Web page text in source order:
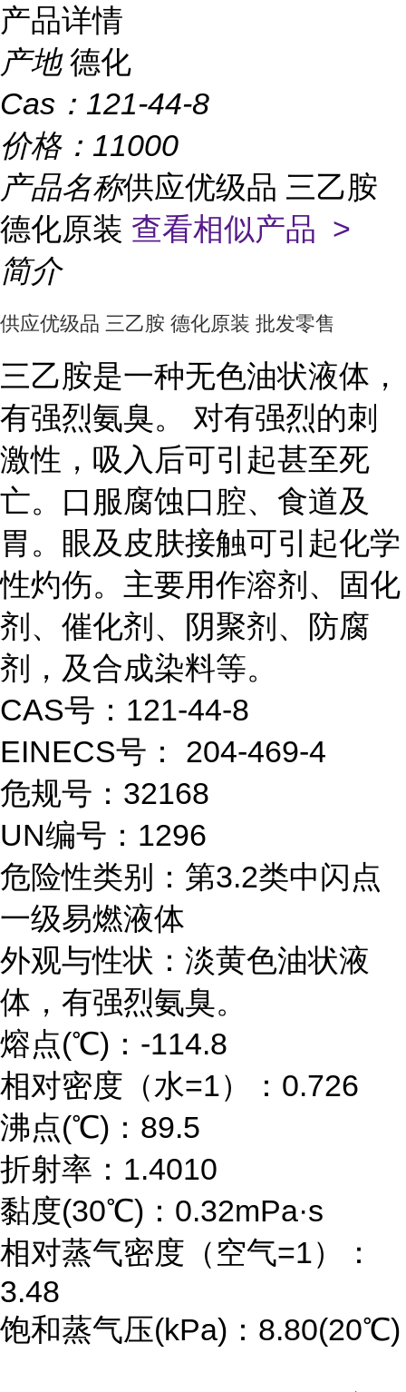
产品详情
产地 德化
Cas： 121-44-8
价格： 11000
产品名称供应优级品 三乙胺
德化原装 查看相似产品 >
简介
供应优级品 三乙胺 德化原装 批发零售
三乙胺是一种无色油状液体，
有强烈氨臭。 对有强烈的刺
激性，吸入后可引起甚至死
亡。口服腐蚀口腔、食道及
胃。眼及皮肤接触可引起化学
性灼伤。主要用作溶剂、固化
剂、催化剂、阴聚剂、防腐
剂，及合成染料等。
CAS号：121-44-8
EINECS号： 204-469-4
危规号：32168
UN编号：1296
危险性类别：第3.2类中闪点
一级易燃液体
外观与性状：淡黄色油状液
体，有强烈氨臭。
熔点(℃)：-114.8
相对密度（水=1）：0.726
沸点(℃)：89.5
折射率：1.4010
黏度(30℃)：0.32mPa·s
相对蒸气密度（空气=1）：
3.48
饱和蒸气压(kPa)：8.80(20℃)